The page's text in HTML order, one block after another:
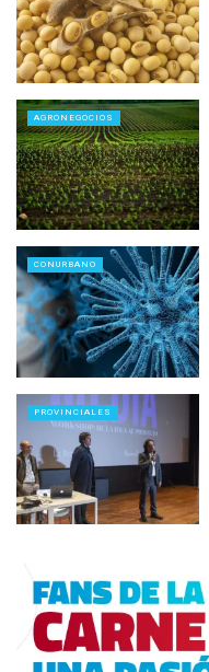
AGRONEGOCIOS
CONURBANO
PROVINCIALES